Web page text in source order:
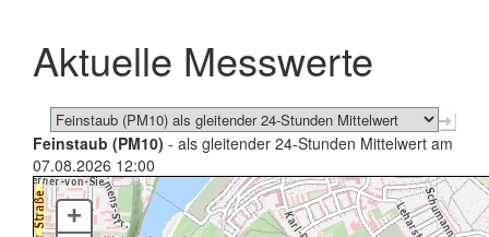
schließen
Aktuelle Messwerte
Feinstaub (PM10) - als gleitender 24-Stunden Mittelwert am
07.08.2026 12:00
+